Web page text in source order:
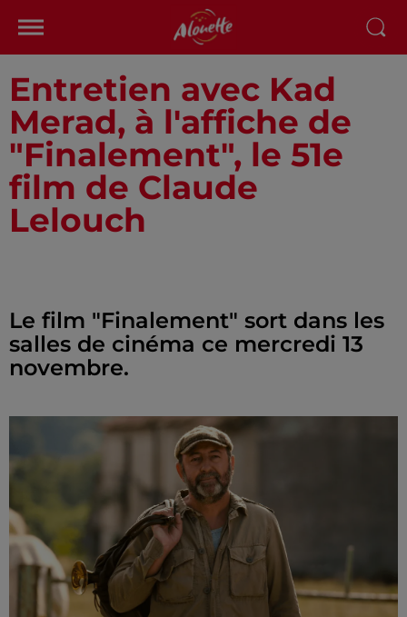
Entretien avec Kad
Merad, à l'affiche de
"Finalement", le 51e
film de Claude
Lelouch
Le film "Finalement" sort dans les
salles de cinéma ce mercredi 13
novembre.